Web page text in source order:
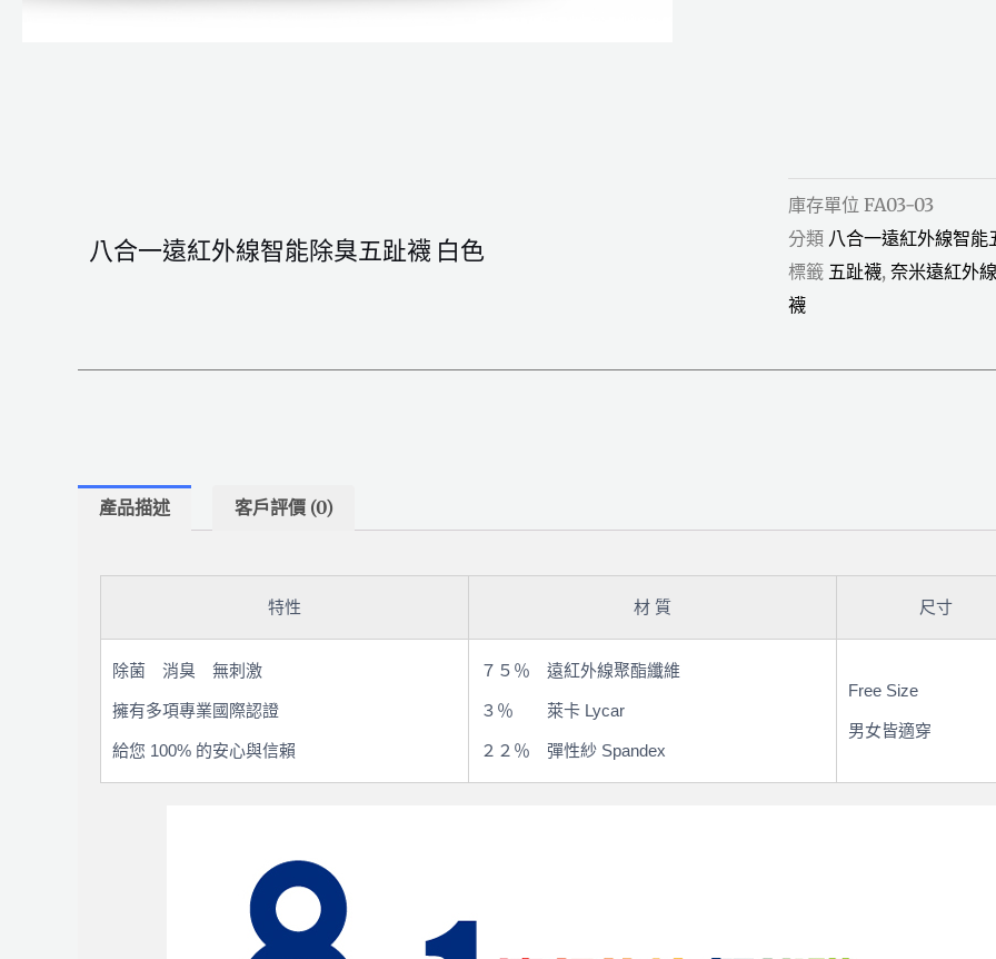
八合一遠紅外線智能除臭五趾襪 白色
庫存單位 FA03-03
分類 八合一遠紅外線智能
標籤 五趾襪, 奈米遠紅外
襪
產品描述 客戶評價 (0)
特性 材 質 尺寸
除菌 消臭 無刺激
擁有多項專業國際認證
給您 100% 的安心與信賴
７５％ 遠紅外線聚酯纖維
３％ 萊卡 Lycar
２２％ 彈性紗 Spandex
Free Size
男女皆適穿